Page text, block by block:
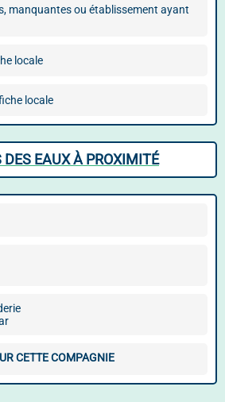
manquantes ou établissement ayant
locale
locale
DES EAUX À PROXIMITÉ
CETTE COMPAGNIE